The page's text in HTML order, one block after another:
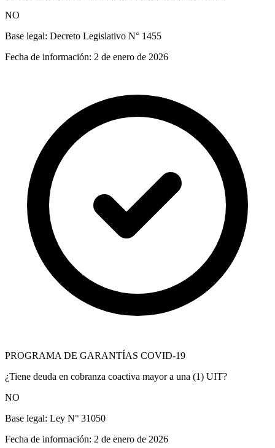
NO
Base legal: Decreto Legislativo N° 1455
Fecha de información: 2 de enero de 2026
PROGRAMA DE GARANTÍAS COVID-19
¿Tiene deuda en cobranza coactiva mayor a una (1) UIT?
NO
Base legal: Ley N° 31050
Fecha de información: 2 de enero de 2026